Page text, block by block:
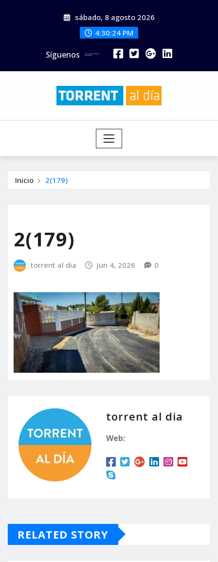
sábado, 8 agosto 2026
4:30:26 PM
Síguenos
Inicio 2(179)
2(179)
torrent al dia Jun 4, 2026 0
torrent al dia
Web:
RELATED STORY